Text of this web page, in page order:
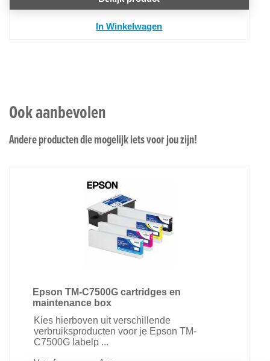
In Winkelwagen
Ook aanbevolen
Andere producten die mogelijk iets voor jou zijn!
Epson TM-C7500G cartridges en
maintenance box
Kies hierboven uit verschillende
verbruiksproducten voor je Epson TM-
C7500G labelp ...